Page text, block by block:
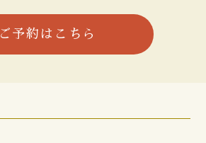
ご予約はこちら